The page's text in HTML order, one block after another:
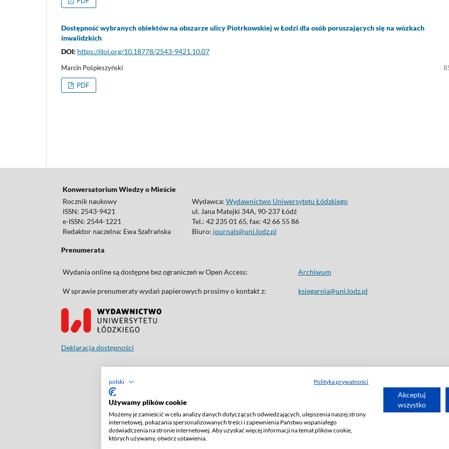
polski Polityka prywatności
Używamy plików cookie
Możemy je zamieścić w celu analizy danych dotyczących odwiedzających, ulepszenia naszej strony
internetowej, pokazania spersonalizowanych treści i zapewnienia Państwu wspaniałego
doświadczenia na stronie internetowej. Aby uzyskać więcej informacji na temat plików cookie,
których używamy, otwórz ustawienia.
Akceptuj
wszystko
Dostępność wybranych obiektów na obszarze ulicy Piotrkowskiej w Łodzi dla osób poruszających się na wózkach
inwalidzkich
DOI: https://doi.org/10.18778/2543-9421.10.07
Marcin Pośpieszyński
PDF
Konwersatorium Wiedzy o Mieście
Rocznik naukowy
ISSN: 2543-9421
e-ISSN: 2544-1221
Redaktor naczelna: Ewa Szafrańska
Wydawca: Wydawnictwo Uniwersytetu Łódzkiego
ul. Jana Matejki 34A, 90-237 Łódź
Tel.: 42 235 01 65, fax: 42 66 55 86
Biuro: journals@uni.lodz.pl
Prenumerata
Wydania online są dostępne bez ograniczeń w Open Access: Archiwum
W sprawie prenumeraty wydań papierowych prosimy o kontakt z: ksiegarnia@uni.lodz.pl
Deklaracja dostępności